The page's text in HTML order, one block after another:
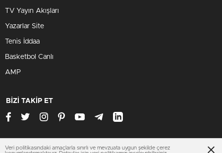
TV Yayın Akışları
Yazarlar Site
Tenis İddaa
Basketbol Canlı
AMP
BİZİ TAKİP ET
ankarasondakika.xyz
Veri politikasındaki amaçlarla sınırlı ve mevzuata uygun şekilde çerez